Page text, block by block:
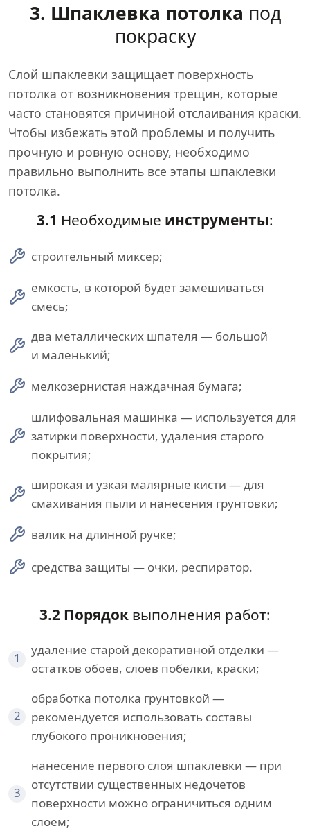
3. Шпаклевка потолка под
покраску
Слой шпаклевки защищает поверхность
потолка от возникновения трещин, которые
часто становятся причиной отслаивания краски.
Чтобы избежать этой проблемы и получить
прочную и ровную основу, необходимо
правильно выполнить все этапы шпаклевки
потолка.
3.1 Необходимые инструменты:
строительный миксер;
емкость, в которой будет замешиваться
смесь;
два металлических шпателя — большой
и маленький;
мелкозернистая наждачная бумага;
шлифовальная машинка — используется для
затирки поверхности, удаления старого
покрытия;
широкая и узкая малярные кисти — для
смахивания пыли и нанесения грунтовки;
валик на длинной ручке;
средства защиты — очки, респиратор.
3.2 Порядок выполнения работ:
1
удаление старой декоративной отделки —
остатков обоев, слоев побелки, краски;
2
обработка потолка грунтовкой —
рекомендуется использовать составы
глубокого проникновения;
3
нанесение первого слоя шпаклевки — при
отсутствии существенных недочетов
поверхности можно ограничиться одним
слоем;